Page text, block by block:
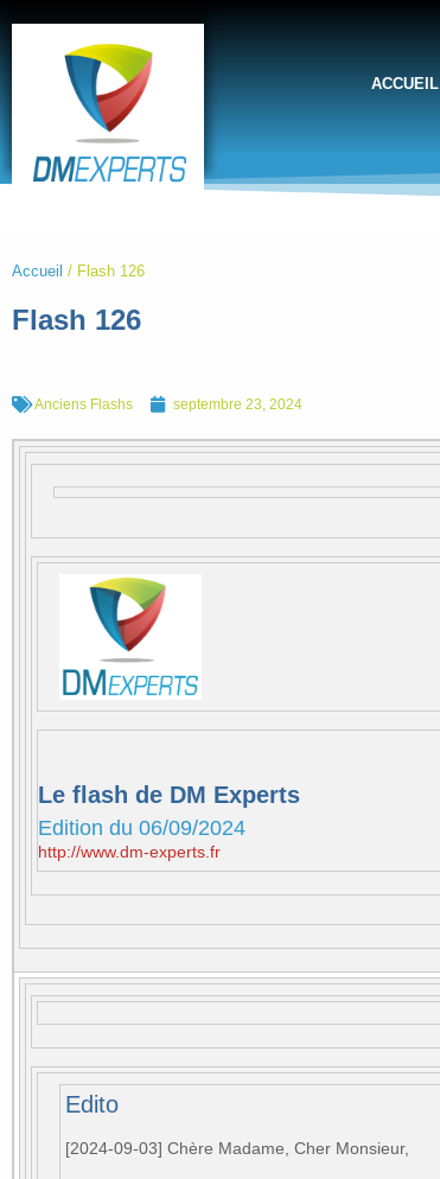
ACCUEIL
Accueil / Flash 126
Flash 126
Anciens Flashs septembre 23, 2024
Le flash de DM Experts
Edition du 06/09/2024
http://www.dm-experts.fr
Edito
[2024-09-03] Chère Madame, Cher Monsieur,